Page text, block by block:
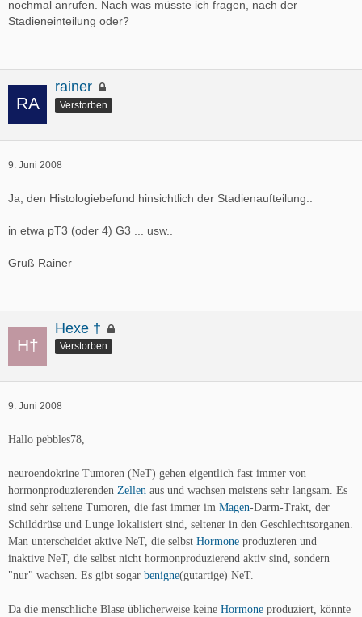
nochmal anrufen. Nach was müsste ich fragen, nach der
Stadieneinteilung oder?
rainer
Verstorben
9. Juni 2008
Ja, den Histologiebefund hinsichtlich der Stadienaufteilung..
in etwa pT3 (oder 4) G3 ... usw..
Gruß Rainer
Hexe †
Verstorben
9. Juni 2008
Hallo pebbles78,
neuroendokrine Tumoren (NeT) gehen eigentlich fast immer von
hormonproduzierenden Zellen aus und wachsen meistens sehr langsam. Es
sind sehr seltene Tumoren, die fast immer im Magen-Darm-Trakt, der
Schilddrüse und Lunge lokalisiert sind, seltener in den Geschlechtsorganen.
Man unterscheidet aktive NeT, die selbst Hormone produzieren und
inaktive NeT, die selbst nicht hormonproduzierend aktiv sind, sondern
"nur" wachsen. Es gibt sogar benigne(gutartige) NeT.
Da die menschliche Blase üblicherweise keine Hormone produziert, könnte